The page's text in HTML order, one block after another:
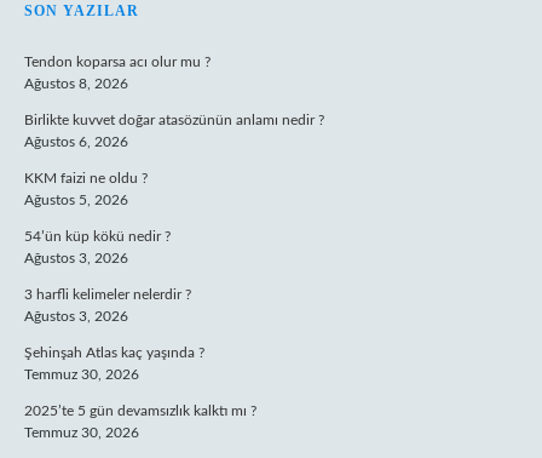
SIDEBAR
SON YAZILAR
Tendon koparsa acı olur mu ?
Ağustos 8, 2026
Birlikte kuvvet doğar atasözünün anlamı nedir ?
Ağustos 6, 2026
KKM faizi ne oldu ?
Ağustos 5, 2026
54’ün küp kökü nedir ?
Ağustos 3, 2026
3 harfli kelimeler nelerdir ?
Ağustos 3, 2026
Şehinşah Atlas kaç yaşında ?
Temmuz 30, 2026
2025’te 5 gün devamsızlık kalktı mı ?
Temmuz 30, 2026